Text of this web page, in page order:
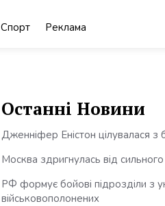
Спорт Реклама
Останні Новини
Дженніфер Еністон цілувалася
Москва здригнулась від
РФ формує бойові підрозділи з
військовополонених